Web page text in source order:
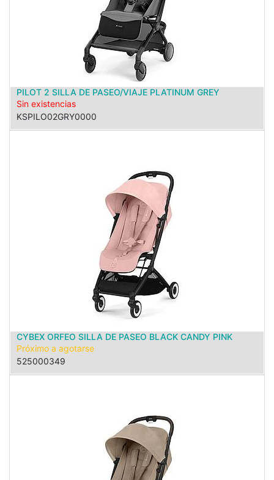
PILOT 2 SILLA DE PASEO/VIAJE PLATINUM GREY
Sin existencias
KSPILO02GRY0000
CYBEX ORFEO SILLA DE PASEO BLACK CANDY PINK
Próximo a agotarse
525000349